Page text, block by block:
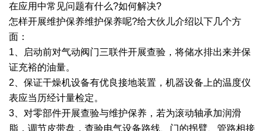
喷雾干燥机系列
真空干燥系列
圆盘干燥机系列
桨叶式干燥系列
环保行业
质量监督技术中心
行业新闻
常见问题
社会责任
公共责任
节能环保
公益支持
绿色发展
绿色工厂
绿色供应链
人才招聘
联系我们
联系我们
在应用中常见问题有什么?如何解决?
怎样开展维护保养维护保养呢?给大伙儿介绍以下几个方
面：
1、启动前对气动阀门三联件开展查验，将储水排出来并保
证充裕的油量。
2、保证干燥机设备有优良接地装置，机器设备上的温度仪
表应当历经计量检定。
3、对零部件开展查验与维护保养，若为滚动轴承加润滑
脂，调节皮带盘，查验电气设备路线、门的拐臂、管路相接